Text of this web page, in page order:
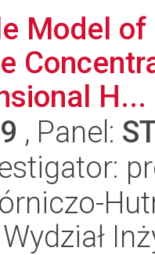
Model of
H...
, Panel: